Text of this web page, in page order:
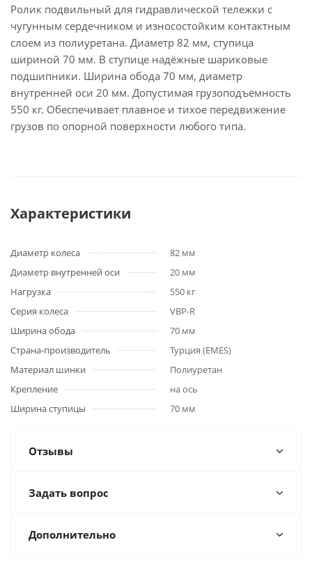
Ролик подвильный для гидравлической тележки с
чугунным сердечником и износостойким контактным
слоем из полиуретана. Диаметр 82 мм, ступица
шириной 70 мм. В ступице надёжные шариковые
подшипники. Ширина обода 70 мм, диаметр
внутренней оси 20 мм. Допустимая грузоподъёмность
550 кг. Обеспечивает плавное и тихое передвижение
грузов по опорной поверхности любого типа.
Характеристики
Диаметр колеса
82 мм
Диаметр внутренней оси
20 мм
Нагрузка
550 кг
Серия колеса
VBP-R
Ширина обода
70 мм
Страна-производитель
Турция (EMES)
Материал шинки
Полиуретан
Крепление
на ось
Ширина ступицы
70 мм
Отзывы
Задать вопрос
Дополнительно